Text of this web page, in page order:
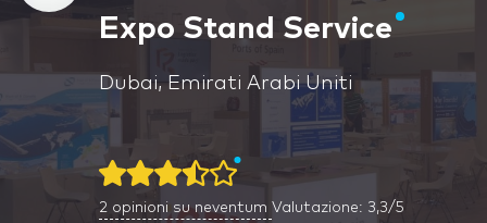
Expo Stand Service
Dubai, Emirati Arabi Uniti
2 opinioni su neventum Valutazione: 3,3/5